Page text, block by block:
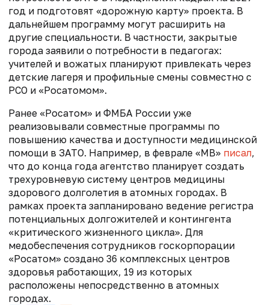
год и подготовят «дорожную карту» проекта. В
дальнейшем программу могут расширить на
другие специальности. В частности, закрытые
города заявили о потребности в педагогах:
учителей и вожатых планируют привлекать через
детские лагеря и профильные смены совместно с
РСО и «Росатомом».
Ранее «Росатом» и ФМБА России уже
реализовывали совместные программы по
повышению качества и доступности медицинской
помощи в ЗАТО. Например, в феврале «МВ» писал,
что до конца года агентство планирует создать
трехуровневую систему центров медицины
здорового долголетия в атомных городах. В
рамках проекта запланировано ведение регистра
потенциальных долгожителей и контингента
«критического жизненного цикла». Для
медобеспечения сотрудников госкорпорации
«Росатом» создано 36 комплексных центров
здоровья работающих, 19 из которых
расположены непосредственно в атомных
городах.